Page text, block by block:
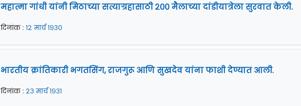
महात्मा गांधी यांनी मिठाच्या सत्याग्रहासाठी २०० मैलाच्या दांडीयात्रेला सुरवात केली.
दिनांक :१२ मार्च १९३०
भारतीय क्रांतिकारी भगतसिंग, राजगुरू आणि सुखदेव यांना फाशी देण्यात आली.
दिनांक : २३ मार्च १९३१